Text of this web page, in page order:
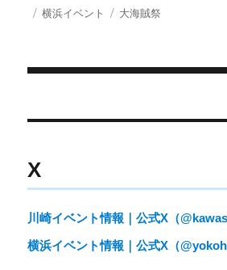
r w
r
r
e
e
b
投 カ
横浜イベント
タ
大海賊祭
稿
ビ
ー
シ
X
川崎イベント情報｜公式X（
横浜イベント情報｜公式X（